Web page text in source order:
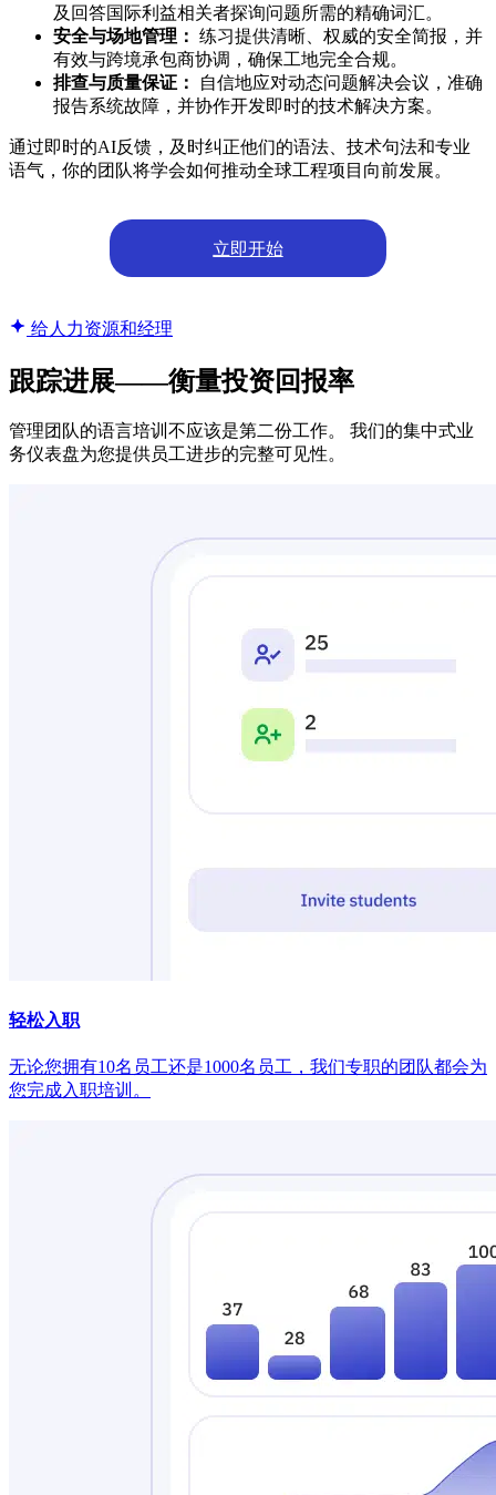
及回答国际利益相关者探询问题所需的精确词汇。
安全与场地管理： 练习提供清晰、权威的安全简报，并
有效与跨境承包商协调，确保工地完全合规。
排查与质量保证：
自信地应对动态问题解决会议，准确
报告系统故障，并协作开发即时的技术解决方案。
通过即时的AI反馈，及时纠正他们的语法、技术句法和专业
语气，你的团队将学会如何推动全球工程项目向前发展。
立即开始
给人力资源和经理
跟踪进展——衡量投资回报率
管理团队的语言培训不应该是第二份工作。 我们的集中式业
务仪表盘为您提供员工进步的完整可见性。
轻松入职
无论您拥有10名员工还是1000名员工，我们专职的团队都会为
您完成入职培训。